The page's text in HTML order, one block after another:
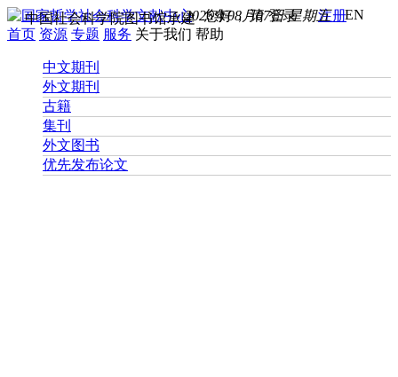
您好， 请登录 注册EN
2026年08月07日 星期五
中国社会科学院图书馆承建
首页 资源 专题 服务 关于我们 帮助
中文期刊
外文期刊
古籍
集刊
外文图书
优先发布论文